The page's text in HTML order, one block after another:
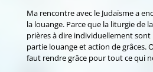
Ma rencontre avec le Judaïsme a
la louange. Parce que la liturgie de
prières à dire individuellement
partie louange et action de grâces.
faut rendre grâce pour tout ce qui